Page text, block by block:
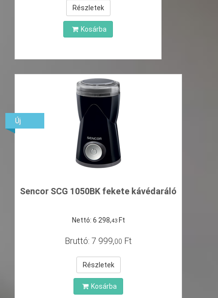
Részletek
Kosárba
Sencor SCG 1050BK fekete kávédaráló
Nettó: 6 298,43 Ft
Bruttó: 7 999,00 Ft
Részletek
Kosárba
Új